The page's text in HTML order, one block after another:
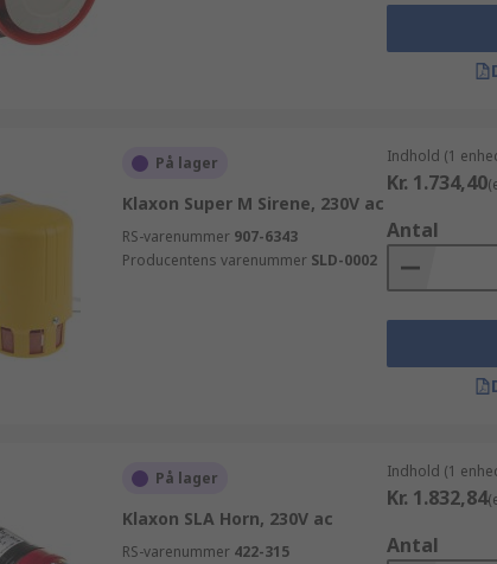
På lager
Klaxon Super M Sirene, 230V ac
RS-varenummer 907-6343
Producentens varenummer SLD-0002
Indhold (1
Kr. 1.734,40
Antal
På lager
Klaxon SLA Horn, 230V ac
RS-varenummer 422-315
Indhold (1
Kr. 1.832,84
Antal